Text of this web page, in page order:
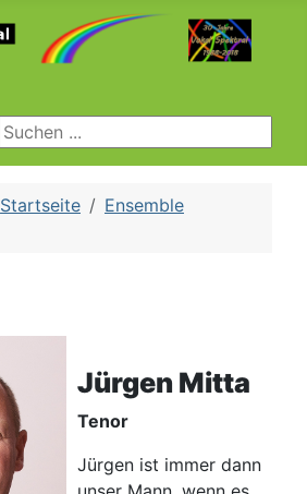
Suchen ...
Startseite
Ensemble
Jürgen Mitta
Tenor
Jürgen ist immer dann